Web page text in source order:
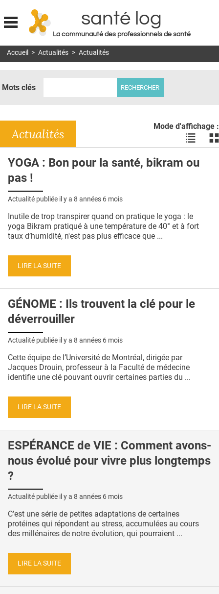
Jump to navigation
santé log
La communauté des professionnels de santé
MON COMPTE
DOSSIERS
RÉSEAUX
E-REVUE SAD
THÉMA
QUI SOMMES-NOUS ?
CONDITIONS GÉNÉRALES
CRÉDITS
Accueil > Actualités > Actualités
Mots clés
Mode d'affichage :
Voir
les
en
les
Actualités
YOGA : Bon pour la santé, bikram ou
pas !
Actualité publiée il y a 8 années 6 mois
Inutile de trop transpirer quand on pratique le yoga : le
yoga Bikram pratiqué à une température de 40° et à fort
taux d’humidité, n'est pas plus efficace que ...
LIRE LA SUITE
GÉNOME : Ils trouvent la clé pour le
déverrouiller
Actualité publiée il y a 8 années 6 mois
Cette équipe de l’Université de Montréal, dirigée par
Jacques Drouin, professeur à la Faculté de médecine
identifie une clé pouvant ouvrir certaines parties du ...
LIRE LA SUITE
ESPÉRANCE de VIE : Comment avons-
nous évolué pour vivre plus longtemps
?
Actualité publiée il y a 8 années 6 mois
C’est une série de petites adaptations de certaines
protéines qui répondent au stress, accumulées au cours
des millénaires de notre évolution, qui pourraient ...
LIRE LA SUITE